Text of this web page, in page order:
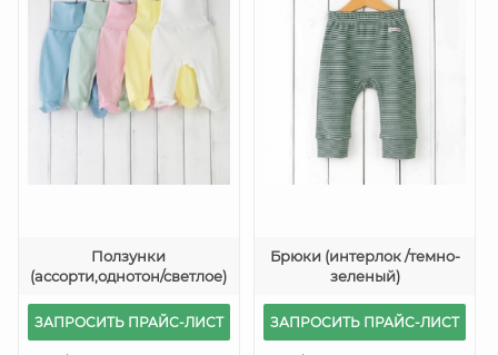
Ползунки
(ассорти,однотон/светлое)
ЗАПРОСИТЬ ПРАЙС-ЛИСТ
Брюки (интерлок /темно-
зеленый)
ЗАПРОСИТЬ ПРАЙС-ЛИСТ